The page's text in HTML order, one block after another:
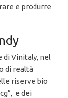
e produrre
di Vinitaly, nel
di realtà
riserve bio
e dei